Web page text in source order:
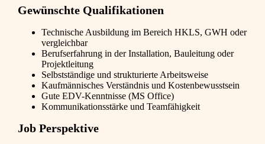
Gewünschte Qualifikationen
Technische Ausbildung im Bereich HKLS, GWH oder
vergleichbar
Berufserfahrung in der Installation, Bauleitung oder
Projektleitung
Selbstständige und strukturierte Arbeitsweise
Kaufmännisches Verständnis und Kostenbewusstsein
Gute EDV-Kenntnisse (MS Office)
Kommunikationsstärke und Teamfähigkeit
Job Perspektive